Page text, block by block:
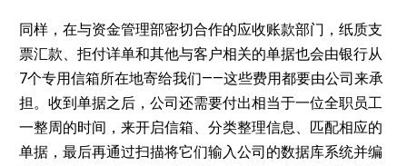
同样，在与资金管理部密切合作的应收账款部门，纸质支
票汇款、拒付详单和其他与客户相关的单据也会由银行从
7个专用信箱所在地寄给我们——这些费用都要由公司来承
担。收到单据之后，公司还需要付出相当于一位全职员工
一整周的时间，来开启信箱、分类整理信息、匹配相应的
单据，最后再通过扫描将它们输入公司的数据库系统并编